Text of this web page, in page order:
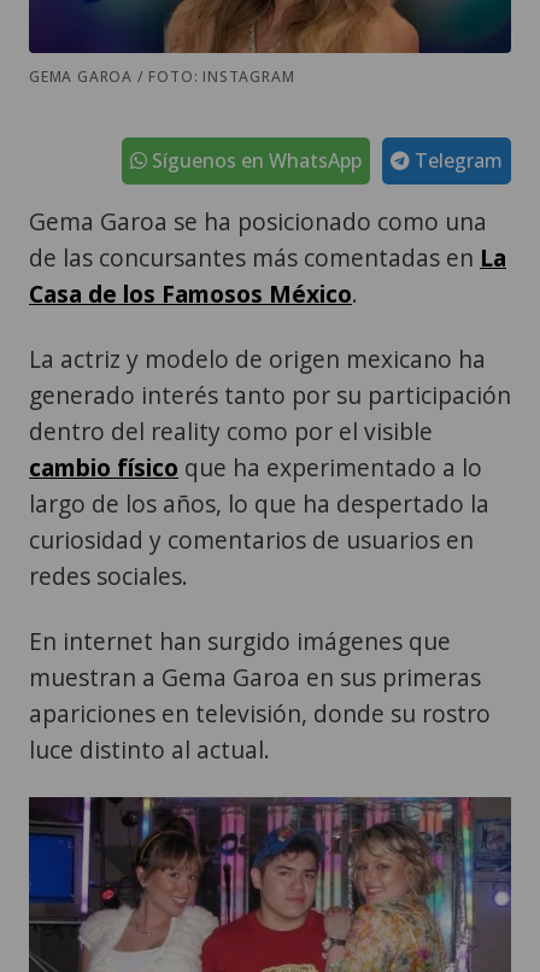
GEMA GAROA / FOTO: INSTAGRAM
Telegram
Síguenos en WhatsApp
Gema Garoa se ha posicionado como una
de las concursantes más comentadas en La
Casa de los Famosos México.
La actriz y modelo de origen mexicano ha
generado interés tanto por su participación
dentro del reality como por el visible
cambio físico que ha experimentado a lo
largo de los años, lo que ha despertado la
curiosidad y comentarios de usuarios en
redes sociales.
En internet han surgido imágenes que
muestran a Gema Garoa en sus primeras
apariciones en televisión, donde su rostro
luce distinto al actual.